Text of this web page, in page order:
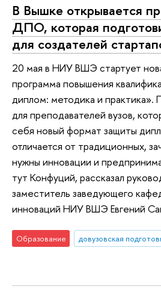
В Вышке открывается
ДПО, которая
для создателей
20 мая в НИУ ВШЭ стартует
программа повышения
диплом: методика и практика».
для преподавателей вузов,
себя новый формат защиты
отличается от традиционных,
нужны инновации и
тут Конфуций, рассказал
заместитель заведующего
инноваций НИУ ВШЭ Евгений
Образование довузовская